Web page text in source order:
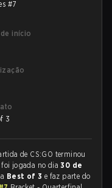
#7
início
3
de CS:GO terminou
foi jogada no dia30 de
Best of 3 e faz parte do